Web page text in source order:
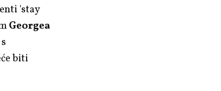
'stay
Georgea
biti